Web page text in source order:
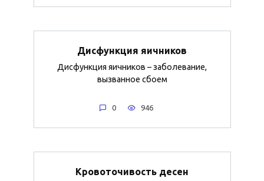
Дисфункция яичников
Дисфункция яичников – заболевание,
вызванное сбоем
0 946
Кровоточивость десен